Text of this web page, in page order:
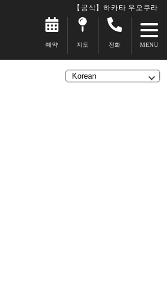
【공식】하카타 우오쿠라
예약 지도 전화